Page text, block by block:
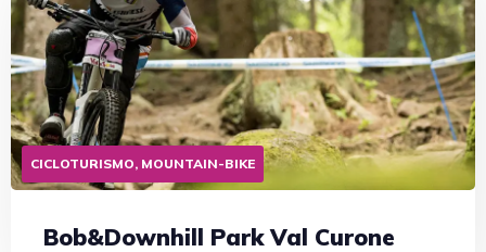
CICLOTURISMO, MOUNTAIN-BIKE
Bob&Downhill Park Val Curone